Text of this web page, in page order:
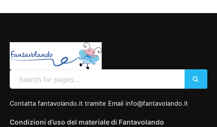
Contatta fantavolando.it tramite Email info@fantavolando.it
Condizioni d’uso del materiale di Fantavolando